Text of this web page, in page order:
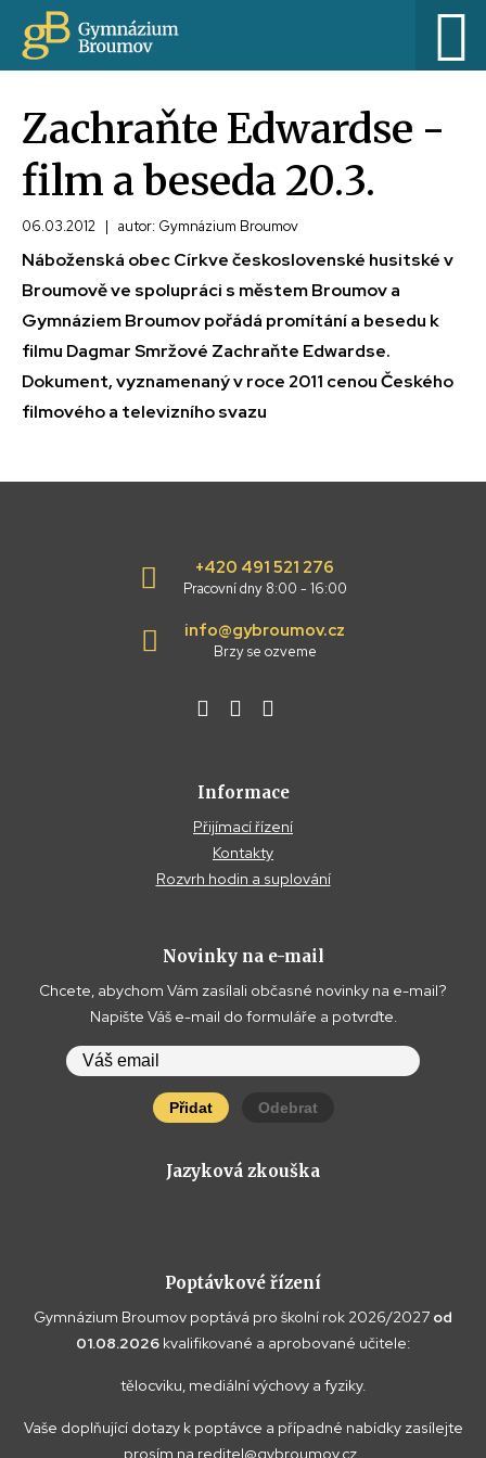
Zachraňte Edwardse -
film a beseda 20.3.
06.03.2012 | autor: Gymnázium Broumov
Náboženská obec Církve československé husitské v
Broumově ve spolupráci s městem Broumov a
Gymnáziem Broumov pořádá promítání a besedu k
filmu Dagmar Smržové Zachraňte Edwardse.
Dokument, vyznamenaný v roce 2011 cenou Českého
filmového a televizního svazu
+420 491 521 276
Pracovní dny 8:00 - 16:00
info@gybroumov.cz
Brzy se ozveme
Informace
Přijímací řízení
Kontakty
Rozvrh hodin a suplování
Novinky na e-mail
Chcete, abychom Vám zasílali občasné novinky na e-mail?
Napište Váš e-mail do formuláře a potvrďte.
Přidat Odebrat
Jazyková zkouška
Poptávkové řízení
Gymnázium Broumov poptává pro školní rok 2026/2027 od
01.08.2026 kvalifikované a aprobované učitele:
tělocviku, mediální výchovy a fyziky.
Vaše doplňující dotazy k poptávce a případné nabídky zasílejte
prosím na reditel@gybroumov.cz.